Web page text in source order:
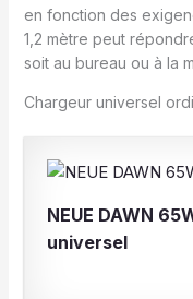
en fonction des
1,2 mètre peut
soit au bureau ou à la
Chargeur universel
NEUE DAWN
universel